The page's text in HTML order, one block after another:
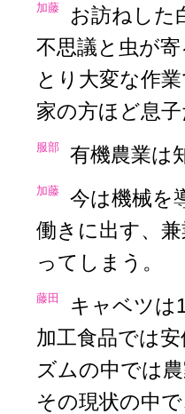
加藤
お訪ねした
不思議と虫が
とり大変な作
家の方ほど息
服部 有機農業は
加藤
今は機械を
働きに出す、
ってしまう。
藤田
キャベツは
加工食品では
ズムの中では
その現状の中